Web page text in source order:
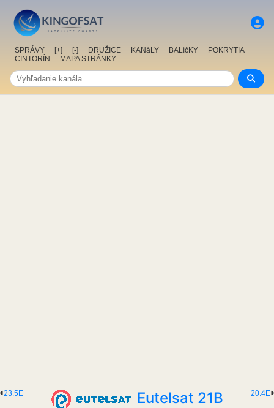
SPRÁVY [+] [-] DRUŽICE KANáLY BALíčKY
POKRYTIA
CINTORÍN
MAPA STRÁNKY
20.4E
23.5E
Eutelsat 21B